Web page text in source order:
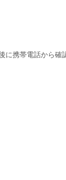
携帯電話から確